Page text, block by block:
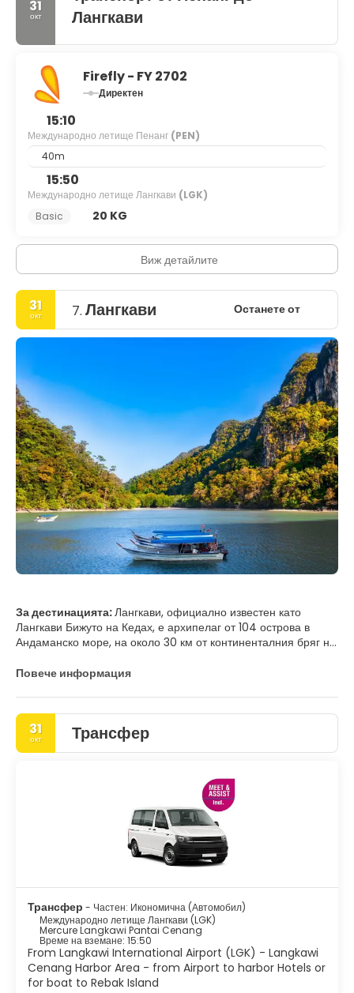
31
окт
Лангкави
Firefly - FY 2702
Директен
15:10
Международно летище Пенанг (PEN)
40m
15:50
Международно летище Лангкави (LGK)
Basic
20 KG
Виж детайлите
31
окт 7. Лангкави Останете от
За дестинацията:Лангкави, официално известен като
Лангкави Бижуто на Кедах, е архипелаг от 104 острова в
Андаманско море, на около 30 км от континенталния бряг на
който е в непосредствена близост до границата с Тайланд.
ОСНОВНИ АТРАКЦИИ ТУРИСТИЧЕСКИ
- Водопадите Телага Туджу, известни още като Седемте
кладенци.
- Кабинков лифт. Кабинков лифт, който стига до върха на
хълм с добра гледка към Pantai Cenang.
- Гунунг Рая. Невероятни гледки от гледката на върха.
- Crocodile Adventureland.
- Градина на легендите.
- Подводен свят.
- Площадът на орела.
Повече информация
31
окт Трансфер
Трансфер - Частен: Икономична (Автомобил)
Международно летище Лангкави (LGK)
Mercure Langkawi Pantai Cenang
Време на вземане: 15:50
From Langkawi International Airport (LGK) - Langkawi
Cenang Harbor Area - from Airport to harbor Hotels or
for boat to Rebak Island